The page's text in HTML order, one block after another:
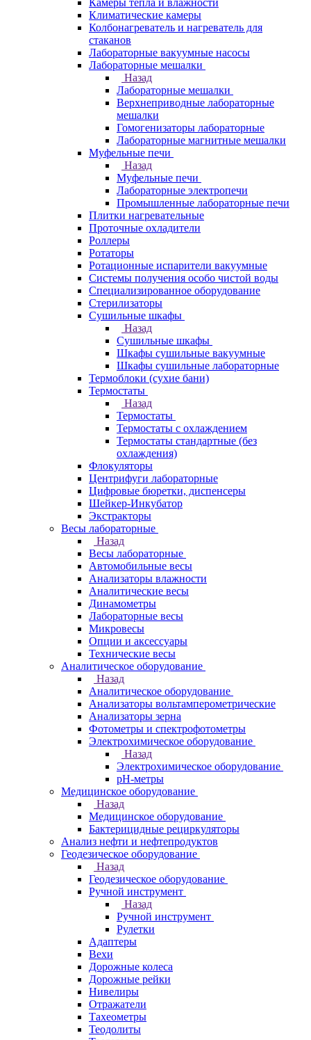
Камеры тепла и влажности
Климатические камеры
Колбонагреватель и нагреватель для
стаканов
Лабораторные вакуумные насосы
Лабораторные мешалки
Назад
Лабораторные мешалки
Верхнеприводные лабораторные
мешалки
Гомогенизаторы лабораторные
Лабораторные магнитные мешалки
Муфельные печи
Назад
Муфельные печи
Лабораторные электропечи
Промышленные лабораторные печи
Плитки нагревательные
Проточные охладители
Роллеры
Ротаторы
Ротационные испарители вакуумные
Системы получения особо чистой воды
Специализированное оборудование
Стерилизаторы
Сушильные шкафы
Назад
Сушильные шкафы
Шкафы сушильные вакуумные
Шкафы сушильные лабораторные
Термоблоки (сухие бани)
Термостаты
Назад
Термостаты
Термостаты с охлаждением
Термостаты стандартные (без
охлаждения)
Флокуляторы
Центрифуги лабораторные
Цифровые бюретки, диспенсеры
Шейкер-Инкубатор
Экстракторы
Весы лабораторные
Назад
Весы лабораторные
Автомобильные весы
Анализаторы влажности
Аналитические весы
Динамометры
Лабораторные весы
Микровесы
Опции и аксессуары
Технические весы
Аналитическое оборудование
Назад
Аналитическое оборудование
Анализаторы вольтамперометрические
Анализаторы зерна
Фотометры и спектрофотометры
Электрохимическое оборудование
Назад
Электрохимическое оборудование
pH-метры
Медицинское оборудование
Назад
Медицинское оборудование
Бактерицидные рециркуляторы
Анализ нефти и нефтепродуктов
Геодезическое оборудование
Назад
Геодезическое оборудование
Ручной инструмент
Назад
Ручной инструмент
Рулетки
Адаптеры
Вехи
Дорожные колеса
Дорожные рейки
Нивелиры
Отражатели
Тахеометры
Теодолиты